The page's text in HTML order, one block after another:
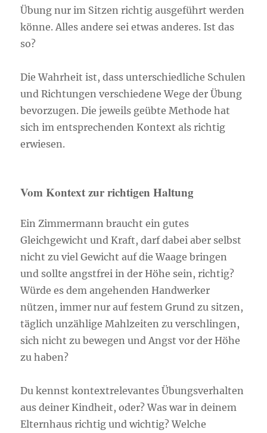
Übung nur im Sitzen richtig ausgeführt werden
könne. Alles andere sei etwas anderes. Ist das
so?
Die Wahrheit ist, dass unterschiedliche Schulen
und Richtungen verschiedene Wege der Übung
bevorzugen. Die jeweils geübte Methode hat
sich im entsprechenden Kontext als richtig
erwiesen.
Vom Kontext zur richtigen Haltung
Ein Zimmermann braucht ein gutes
Gleichgewicht und Kraft, darf dabei aber selbst
nicht zu viel Gewicht auf die Waage bringen
und sollte angstfrei in der Höhe sein, richtig?
Würde es dem angehenden Handwerker
nützen, immer nur auf festem Grund zu sitzen,
täglich unzählige Mahlzeiten zu verschlingen,
sich nicht zu bewegen und Angst vor der Höhe
zu haben?
Du kennst kontextrelevantes Übungsverhalten
aus deiner Kindheit, oder? Was war in deinem
Elternhaus richtig und wichtig? Welche